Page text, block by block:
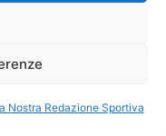
Nostra Redazione Sportiva